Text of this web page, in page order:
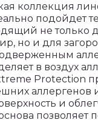
коллекция
подойдет
не только
но и для
в воздух
Protection
аллергенов
и
позволяет